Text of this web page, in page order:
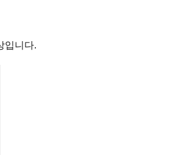
입니다.